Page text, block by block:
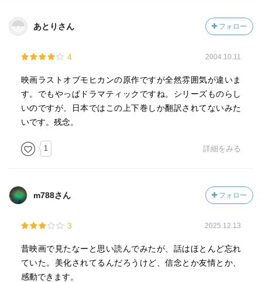
あとりさん フォロー
4 2004.10.11
映画ラストオブモヒカンの原作ですが全然雰囲気が違いま
す。でもやっぱドラマティックですね。シリーズものらし
いのですが、日本ではこの上下巻しか翻訳されてないみた
いです。残念。
1 詳細をみる
m788さん フォロー
3 2025.12.13
昔映画で見たなーと思い読んでみたが、話はほとんど忘れ
ていた。美化されてるんだろうけど、信念とか友情とか、
感動できます。